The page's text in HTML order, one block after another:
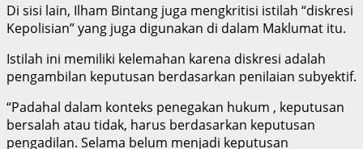
Di sisi lain, Ilham Bintang juga mengkritisi istilah “diskresi
Kepolisian” yang juga digunakan di dalam Maklumat itu.
Istilah ini memiliki kelemahan karena diskresi adalah
pengambilan keputusan berdasarkan penilaian subyektif.
“Padahal dalam konteks penegakan hukum , keputusan
bersalah atau tidak, harus berdasarkan keputusan
pengadilan. Selama belum menjadi keputusan